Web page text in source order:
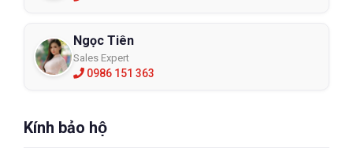
Ngọc Tiên
Sales Expert
0986 151 363
Kính bảo hộ